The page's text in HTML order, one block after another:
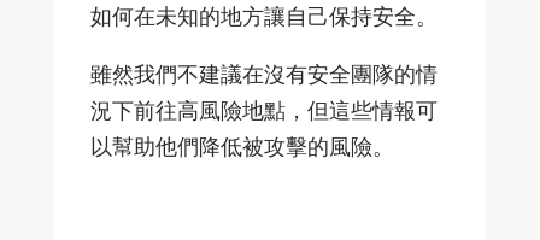
如何在未知的地方讓自己保持安全。
雖然我們不建議在沒有安全團隊的情
況下前往高風險地點，但這些情報可
以幫助他們降低被攻擊的風險。